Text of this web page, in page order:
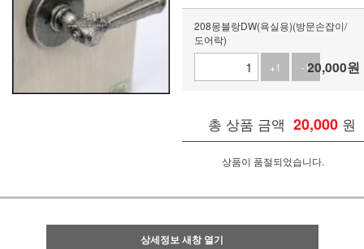
208몽블랑DW(욕실용)(방문손잡이/
도어락)
+1
-120,000원
총 상품 금액 20,000 원
상품이 품절되었습니다.
상세정보 새창 열기